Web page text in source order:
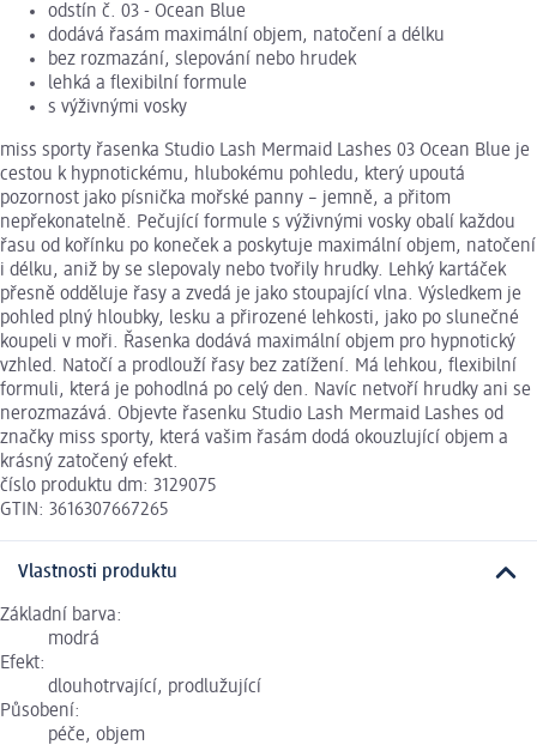
odstín č. 03 - Ocean Blue
dodává řasám maximální objem, natočení a délku
bez rozmazání, slepování nebo hrudek
lehká a flexibilní formule
s výživnými vosky
miss sporty řasenka Studio Lash Mermaid Lashes 03 Ocean Blue je
cestou k hypnotickému, hlubokému pohledu, který upoutá
pozornost jako písnička mořské panny – jemně, a přitom
nepřekonatelně. Pečující formule s výživnými vosky obalí každou
řasu od kořínku po koneček a poskytuje maximální objem, natočení
i délku, aniž by se slepovaly nebo tvořily hrudky. Lehký kartáček
přesně odděluje řasy a zvedá je jako stoupající vlna. Výsledkem je
pohled plný hloubky, lesku a přirozené lehkosti, jako po slunečné
koupeli v moři. Řasenka dodává maximální objem pro hypnotický
vzhled. Natočí a prodlouží řasy bez zatížení. Má lehkou, flexibilní
formuli, která je pohodlná po celý den. Navíc netvoří hrudky ani se
nerozmazává. Objevte řasenku Studio Lash Mermaid Lashes od
značky miss sporty, která vašim řasám dodá okouzlující objem a
krásný zatočený efekt.
číslo produktu dm: 3129075
GTIN: 3616307667265
Vlastnosti produktu
Základní barva:
modrá
Efekt:
dlouhotrvající, prodlužující
Působení:
péče, objem